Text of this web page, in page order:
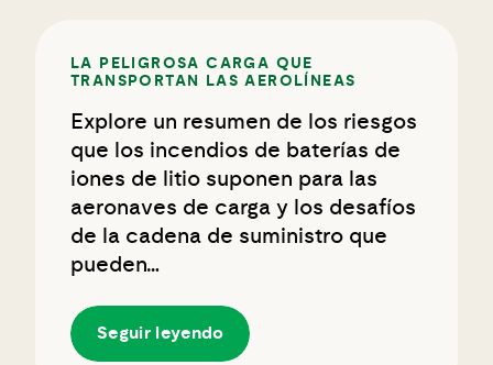
LA PELIGROSA CARGA QUE
TRANSPORTAN LAS AEROLÍNEAS
Explore un resumen de los riesgos
que los incendios de baterías de
iones de litio suponen para las
aeronaves de carga y los desafíos
de la cadena de suministro que
pueden…
Seguir leyendo